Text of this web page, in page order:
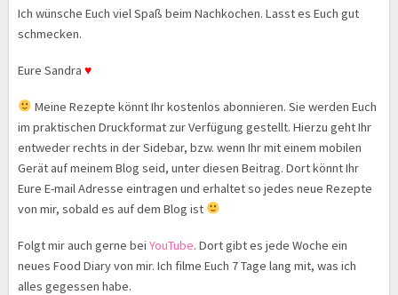
Ich wünsche Euch viel Spaß beim Nachkochen. Lasst es Euch gut
schmecken.
Eure Sandra ♥
Meine Rezepte könnt Ihr kostenlos abonnieren. Sie werden Euch
im praktischen Druckformat zur Verfügung gestellt. Hierzu geht Ihr
entweder rechts in der Sidebar, bzw. wenn Ihr mit einem mobilen
Gerät auf meinem Blog seid, unter diesen Beitrag. Dort könnt Ihr
Eure E-mail Adresse eintragen und erhaltet so jedes neue Rezepte
von mir, sobald es auf dem Blog ist
Folgt mir auch gerne bei YouTube. Dort gibt es jede Woche ein
neues Food Diary von mir. Ich filme Euch 7 Tage lang mit, was ich
alles gegessen habe.